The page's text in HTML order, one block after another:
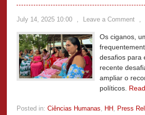
July 14, 2025 10:00 , Leave a Comment ,
Os ciganos,
desafios para
recente
ampliar o
políticos.
Posted in: Ciências Humanas, HH, Press